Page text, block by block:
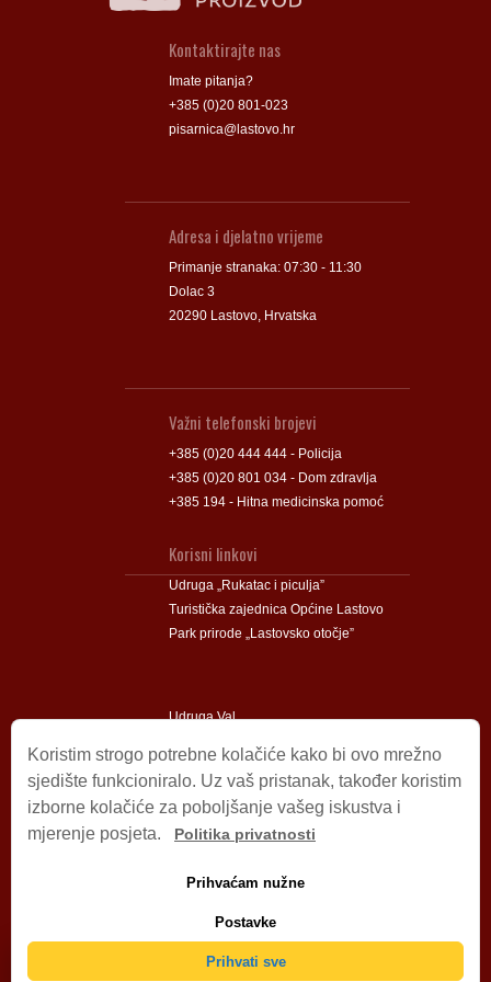
Kontaktirajte nas
Imate pitanja?
+385 (0)20 801-023
pisarnica@lastovo.hr
Adresa i djelatno vrijeme
Primanje stranaka: 07:30 - 11:30
Dolac 3
20290 Lastovo, Hrvatska
Važni telefonski brojevi
+385 (0)20 444 444 - Policija
+385 (0)20 801 034 - Dom zdravlja
+385 194 - Hitna medicinska pomoć
Korisni linkovi
Udruga „Rukatac i piculja”
Turistička zajednica Općine Lastovo
Park prirode „Lastovsko otočje”
Udruga Val
Impressum
© 2009 – 2026 Općina Lastovo.
Izjava o privatnosti
Izjava o pristupačnosti.
Koristim strogo potrebne kolačiće kako bi ovo mrežno
sjedište funkcioniralo. Uz vaš pristanak, također koristim
izborne kolačiće za poboljšanje vašeg iskustva i
mjerenje posjeta.
Politika privatnosti
Prihvaćam nužne
Postavke
Prihvati sve